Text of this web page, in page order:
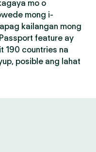
mo o
mong i-
kailangan mong
feature ay
190 countries na
posible ang lahat